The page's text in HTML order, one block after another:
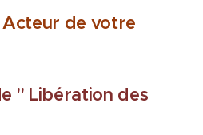
de votre
" Libération des